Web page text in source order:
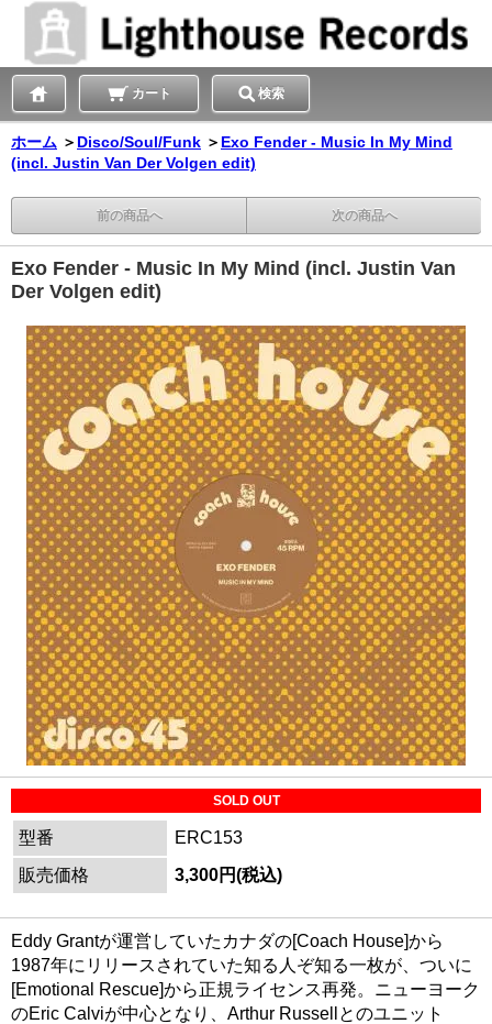
カート 検索
ホーム ＞ Disco/Soul/Funk ＞ Exo Fender - Music In My Mind
(incl. Justin Van Der Volgen edit)
前の商品へ 次の商品へ
Exo Fender - Music In My Mind (incl. Justin Van
Der Volgen edit)
SOLD OUT
型番
ERC153
販売価格
3,300円(税込)
Eddy Grantが運営していたカナダの[Coach House]から
1987年にリリースされていた知る人ぞ知る一枚が、ついに
[Emotional Rescue]から正規ライセンス再発。ニューヨーク
のEric Calviが中心となり、Arthur Russellとのユニット